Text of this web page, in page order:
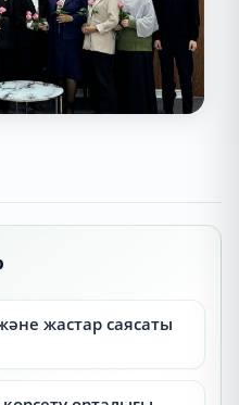
жастар саясаты